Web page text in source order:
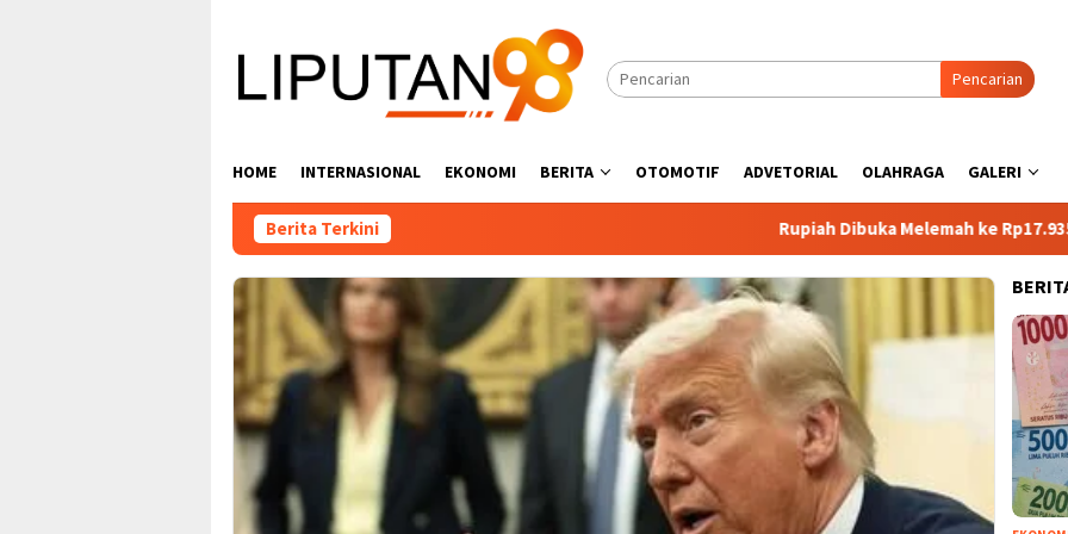
konten
Pencarian
HOME INTERNASIONAL EKONOMI BERITA OTOMOTIF ADVETORIAL OLAHRAGA GALERI
Berita Terkini Rupiah Dibuka Melemah ke Rp17.935